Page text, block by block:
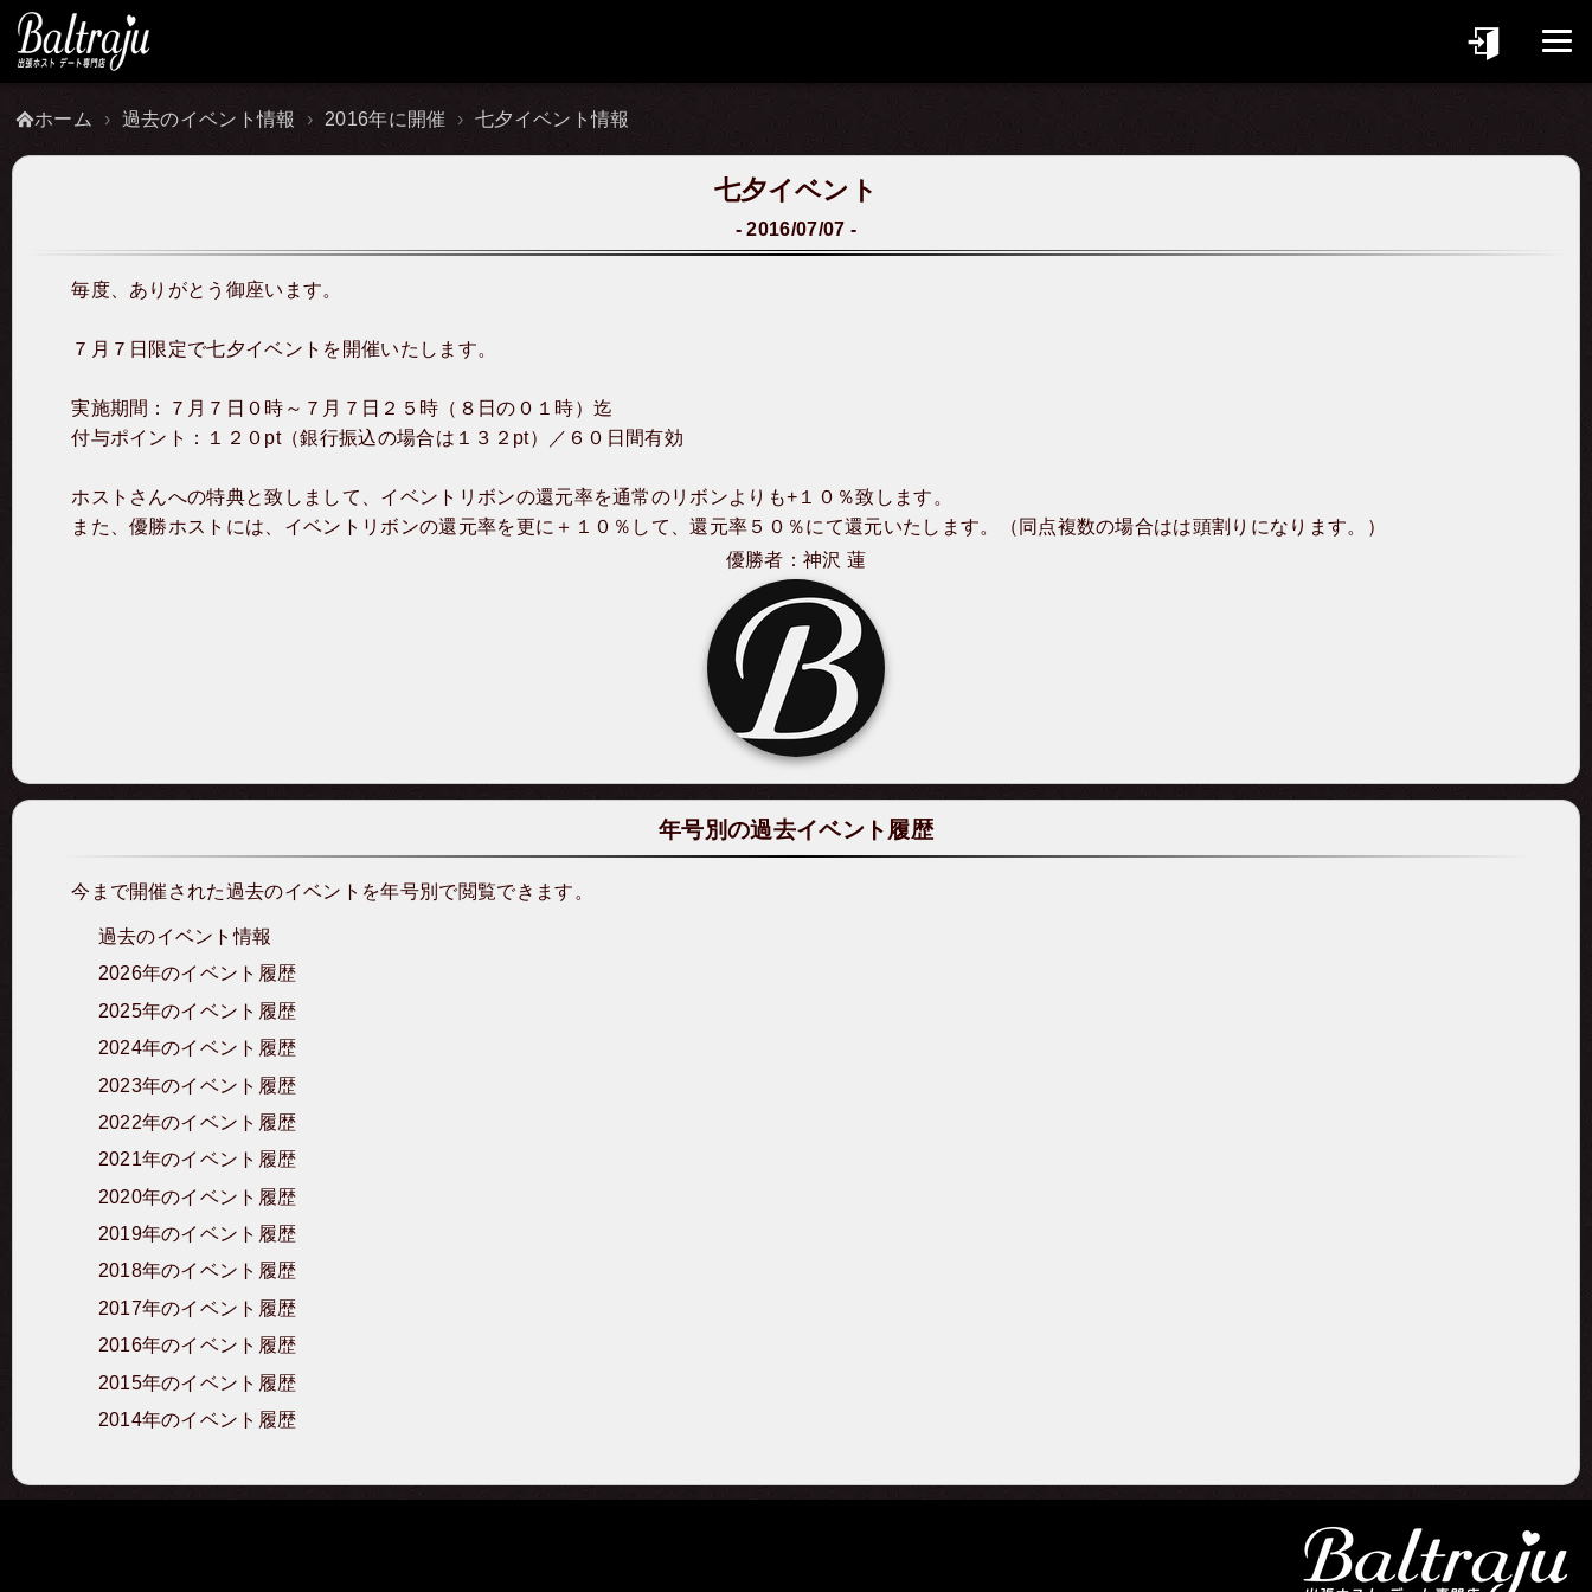
ホーム 過去のイベント情報 2016年に開催 七夕イベント情報
七夕イベント
2016/07/07
毎度、ありがとう御座います。
７月７日限定で七夕イベントを開催いたします。
実施期間：７月７日０時～７月７日２５時（８日の０１時）迄
付与ポイント：１２０pt（銀行振込の場合は１３２pt）／６０日間有効
ホストさんへの特典と致しまして、イベントリボンの還元率を通常のリボンよりも+１０％致します。
また、優勝ホストには、イベントリボンの還元率を更に＋１０％して、還元率５０％にて還元いたします。（同点複数の場合はは頭割りになります。）
優勝者：神沢 蓮
年号別の過去イベント履歴
今まで開催された過去のイベントを年号別で閲覧できます。
過去のイベント情報
2026年のイベント履歴
2025年のイベント履歴
2024年のイベント履歴
2023年のイベント履歴
2022年のイベント履歴
2021年のイベント履歴
2020年のイベント履歴
2019年のイベント履歴
2018年のイベント履歴
2017年のイベント履歴
2016年のイベント履歴
2015年のイベント履歴
2014年のイベント履歴